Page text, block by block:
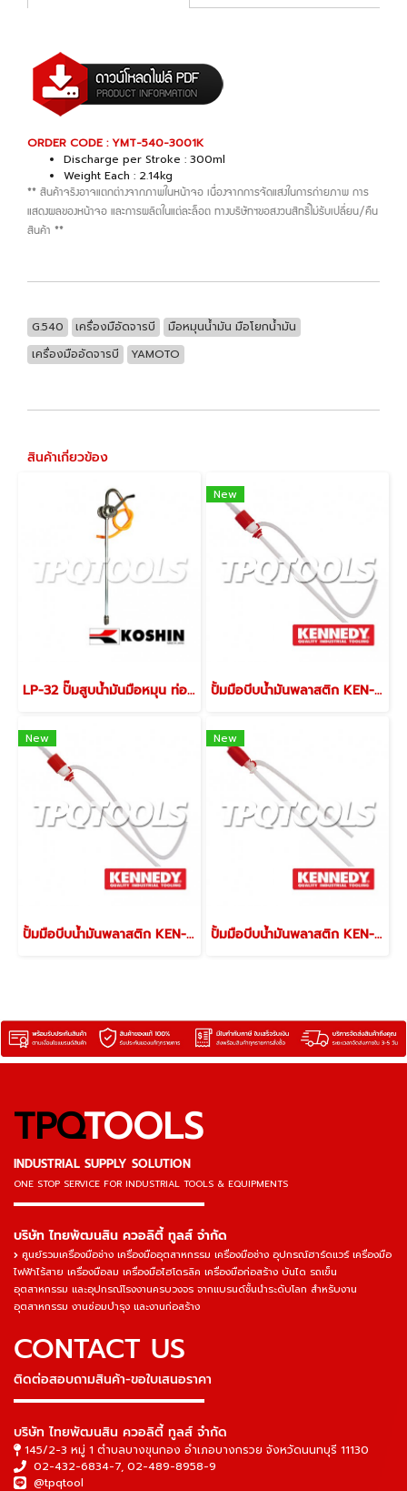
ORDER CODE : YMT-540-3001K
Discharge per Stroke : 300ml
Weight Each : 2.14kg
** สินค้าจริงอาจแตกต่างจากภาพในหน้าจอ เนื่องจากการจัดแสงในการถ่ายภาพ การ
แสดงผลของหน้าจอ และการผลิตในแต่ละล็อต ทางบริษัทฯขอสงวนสิทธิ์ไม่รับเปลี่ยน/คืน
สินค้า **
G.540 เครื่องมือัดจารบี
มือหมุนน้ำมัน มือโยกน้ำมัน
เครื่องมืออัดจารบี
YAMOTO
สินค้าเกี่ยวข้อง
LP-32 ปั๊มสูบน้ำมันมือหมุน ท่อส่ง 1-1/4" x 50" ปริมาณการสูบ 1 ลิตร / รอบการหมุน มีตัวกรองเศษฝุ่นขนาดใหญ่ KOSHIN PUMP
New
ปั้มมือบีบน้ำมันพลาสติก KEN-540-4050K
New
ปั้มมือบีบน้ำมันพลาสติก KEN-540-4150K
New
ปั้มมือบีบน้ำมันพลาสติก KEN-540-4000K
TPQTOOLS
INDUSTRIAL SUPPLY SOLUTION
ONE STOP SERVICE FOR INDUSTRIAL TOOLS & EQUIPMENTS
▬▬▬▬▬▬▬▬▬▬▬▬▬▬▬
บริษัท ไทยพัฒนสิน ควอลิตี้ ทูลส์ จำกัด
ศูนย์รวมเครื่องมือช่าง เครื่องมืออุตสาหกรรม เครื่องมือช่าง อุปกรณ์ฮาร์ดแวร์ เครื่องมือ
ไฟฟ้าไร้สาย เครื่องมือลม เครื่องมือไฮโดรลิค เครื่องมือก่อสร้าง บันได รถเข็น
อุตสาหกรรม และอุปกรณ์โรงงานครบวงจร จากแบรนด์ชั้นนำระดับโลก สำหรับงาน
อุตสาหกรรม งานซ่อมบำรุง และงานก่อสร้าง
CONTACT US
ติดต่อสอบถามสินค้า-ขอใบเสนอราคา
▬▬▬▬▬▬▬▬▬▬▬▬▬▬▬
บริษัท ไทยพัฒนสิน ควอลิตี้ ทูลส์ จำกัด
145/2-3 หมู่ 1 ตำบลบางขุนกอง อำเภอบางกรวย จังหวัดนนทบุรี 11130
02-432-6834-7, 02-489-8958-9
@tpqtool